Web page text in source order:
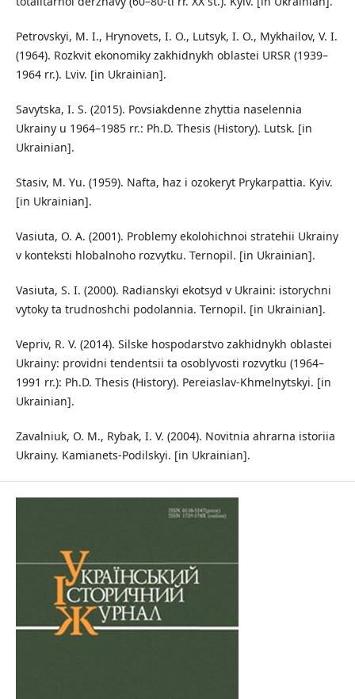
Petrovskyi, M. I., Hrynovets, I. O., Lutsyk, I. O., Mykhailov, V. I.
(1964). Rozkvit ekonomiky zakhidnykh oblastei URSR (1939–
1964 rr.). Lviv. [in Ukrainian].
Savytska, I. S. (2015). Povsiakdenne zhyttia naselennia
Ukrainy u 1964–1985 rr.: Ph.D. Thesis (History). Lutsk. [in
Ukrainian].
Stasiv, M. Yu. (1959). Nafta, haz i ozokeryt Prykarpattia. Kyiv.
[in Ukrainian].
Vasiuta, O. A. (2001). Problemy ekolohichnoi stratehii Ukrainy
v konteksti hlobalnoho rozvytku. Ternopil. [in Ukrainian].
Vasiuta, S. I. (2000). Radianskyi ekotsyd v Ukraini: istorychni
vytoky ta trudnoshchi podolannia. Ternopil. [in Ukrainian].
Vepriv, R. V. (2014). Silske hospodarstvo zakhidnykh oblastei
Ukrainy: providni tendentsii ta osoblyvosti rozvytku (1964–
1991 rr.): Ph.D. Thesis (History). Pereiaslav-Khmelnytskyi. [in
Ukrainian].
Zavalniuk, O. M., Rybak, I. V. (2004). Novitnia ahrarna istoriia
Ukrainy. Kamianets-Podilskyi. [in Ukrainian].